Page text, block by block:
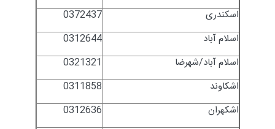
0372437
اسکندری
0312644
اسلام آباد
0321321
اسلام آباد/شهرضا
0311858
اشکاوند
0312636
اشکهران